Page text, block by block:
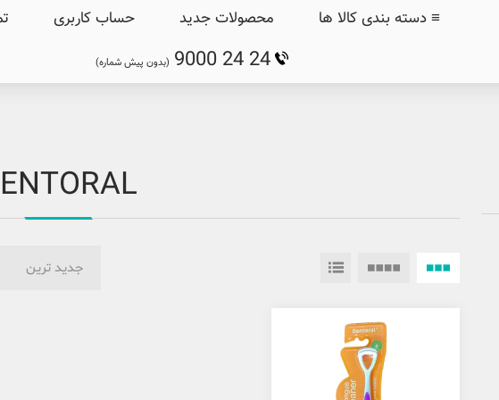
≡ دسته بندی کالا ها محصولات جدید حساب کاربری
9000 24 24 (بدون پیش شماره)